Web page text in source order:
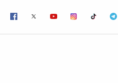
contenido